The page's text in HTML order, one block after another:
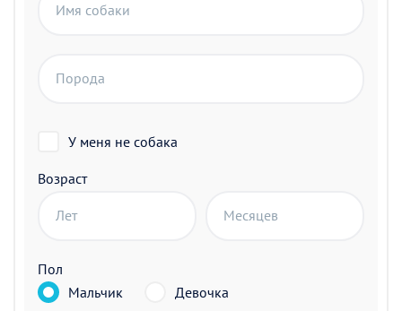
Имя собаки
Порода
У меня не собака
Возраст
Лет Месяцев
Пол
Мальчик
Девочка